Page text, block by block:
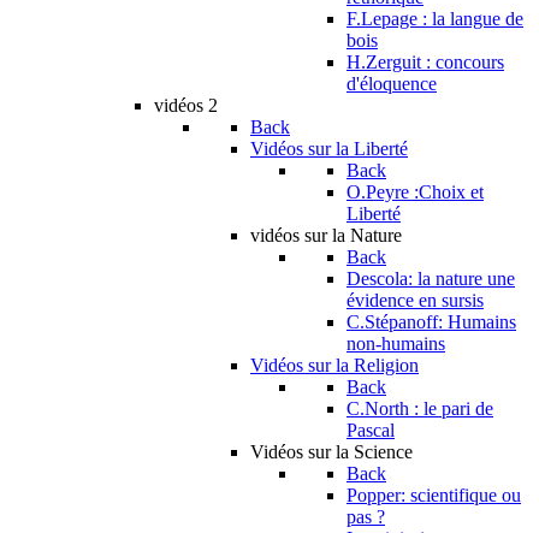
F.Lepage : la langue de
bois
H.Zerguit : concours
d'éloquence
vidéos 2
Back
Vidéos sur la Liberté
Back
O.Peyre :Choix et
Liberté
vidéos sur la Nature
Back
Descola: la nature une
évidence en sursis
C.Stépanoff: Humains
non-humains
Vidéos sur la Religion
Back
C.North : le pari de
Pascal
Vidéos sur la Science
Back
Popper: scientifique ou
pas ?